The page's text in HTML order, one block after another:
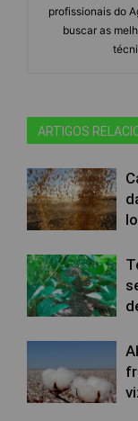
profissionais do
buscar as
ARTIGOS